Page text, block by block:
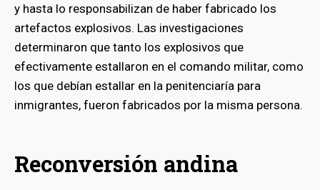
y hasta lo responsabilizan de haber fabricado los
artefactos explosivos. Las investigaciones
determinaron que tanto los explosivos que
efectivamente estallaron en el comando militar, como
los que debían estallar en la penitenciaría para
inmigrantes, fueron fabricados por la misma persona.
Reconversión andina